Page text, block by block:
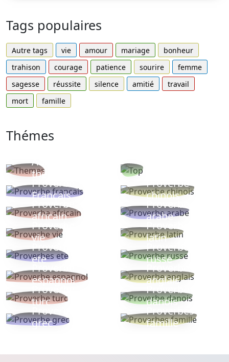
Tags populaires
Autre tags vie amour mariage
bonheur
trahison
courage patience sourire
femme
sagesse
réussite silence amitié
travail
mort
famille
Thémes
Autres
thèmes
Proverbe
Français
Proverbe
chinois
Proverbe
africain
Proverbe
arabe
Proverbe
vie
Proverbe
latin
Proverbes
ete
Proverbe
russe
Proverbe
espagnol
Proverbe
anglais
Proverbe
turc
Proverbe
danois
Proverbe
grec
Proverbes
famille